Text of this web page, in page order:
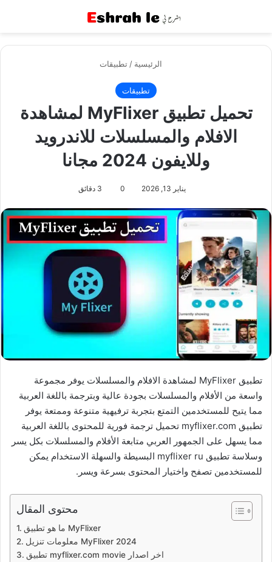
الرئيسية / تطبيقات
تطبيقات
تحميل تطبيق MyFlixer لمشاهدة
الافلام والمسلسلات للاندرويد
وللايفون 2024 مجانا
يناير 13, 2026 0
تطبيق MyFlixer لمشاهدة الافلام والمسلسلات يوفر مجموعة
واسعة من الأفلام والمسلسلات بجودة عالية وبترجمة باللغة العربية
مما يتيح للمستخدمين التمتع بتجربة ترفيهية متنوعة وممتعة يوفر
تطبيق myflixer.com تحميل ترجمة فورية للمحتوى باللغة العربية
مما يسهل على الجمهور العربي متابعة الأفلام والمسلسلات بكل يسر
وسلاسة تطبيق myflixer ru البسيطة والسهلة الاستخدام يمكن
للمستخدمين تصفح واختيار المحتوى بسرعة ويسر.
محتوى المقال
ما هو تطبيق MyFlixer
معلومات تنزيل MyFlixer 2024
تطبيق myflixer.com movie اخر اصدار